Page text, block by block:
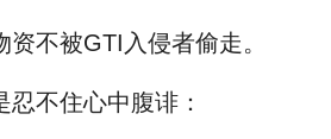
不被GTI入侵者偷走。
忍不住心中腹诽：